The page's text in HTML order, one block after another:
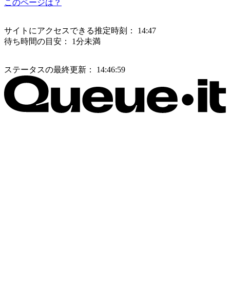
このページは？
サイトにアクセスできる推定時刻：
14:47
待ち時間の目安：
1分未満
ステータスの最終更新： 14:46:59